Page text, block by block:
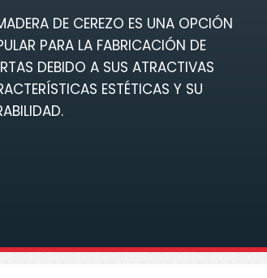
DE CEREZO ES UNA OPCIÓN
PARA LA FABRICACIÓN DE
DEBIDO A SUS ATRACTIVAS
ESTÉTICAS Y SU